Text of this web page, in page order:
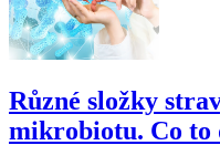
Různé složky
mikrobiotu. Co to